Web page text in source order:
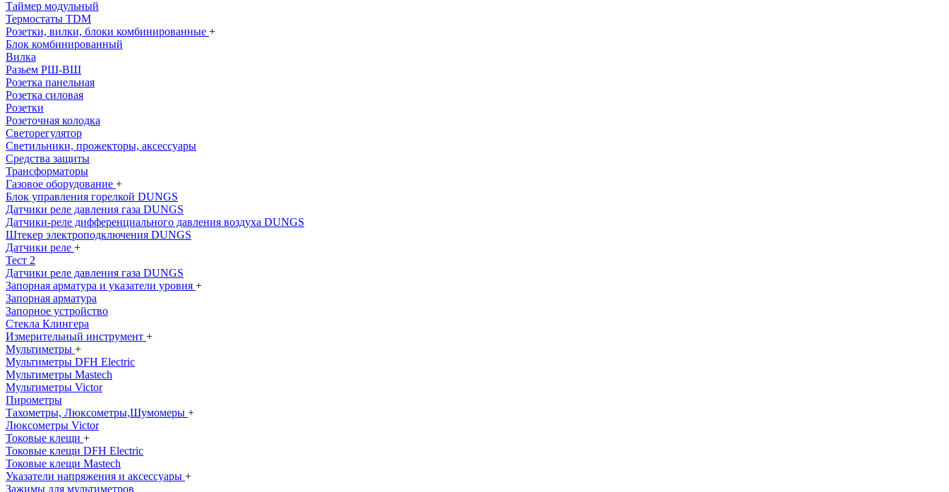
Таймер модульный
Термостаты TDM
Розетки, вилки, блоки комбинированные +
Блок комбинированный
Вилка
Разьем РШ-ВШ
Розетка панельная
Розетка силовая
Розетки
Розеточная колодка
Светорегулятор
Светильники, прожекторы, аксессуары
Средства защиты
Трансформаторы
Газовое оборудование +
Блок управления горелкой DUNGS
Датчики реле давления газа DUNGS
Датчики-реле дифференциального давления воздуха DUNGS
Штекер электроподключения DUNGS
Датчики реле +
Тест 2
Датчики реле давления газа DUNGS
Запорная арматура и указатели уровня +
Запорная арматура
Запорное устройство
Стекла Клингера
Измерительный инструмент +
Мультиметры +
Мультиметры DFH Electric
Мультиметры Mastech
Мультиметры Victor
Пирометры
Тахометры, Люксометры,Шумомеры +
Люксометры Victor
Токовые клещи +
Токовые клещи DFH Electric
Токовые клещи Mastech
Указатели напряжения и аксессуары +
Зажимы для мультиметров